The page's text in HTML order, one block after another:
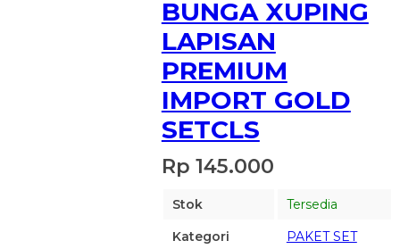
BUNGA XUPING
LAPISAN
PREMIUM
IMPORT GOLD
SETCLS
Rp 145.000
Stok
Tersedia
Kategori
PAKET SET